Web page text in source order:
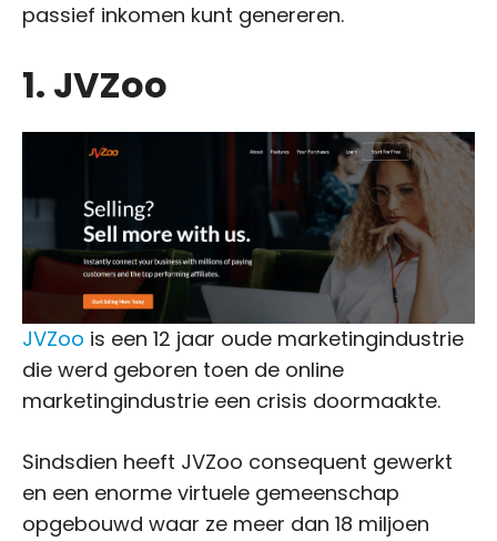
passief inkomen kunt genereren.
1. JVZoo
JVZoo is een 12 jaar oude marketingindustrie
die werd geboren toen de online
marketingindustrie een crisis doormaakte.
Sindsdien heeft JVZoo consequent gewerkt
en een enorme virtuele gemeenschap
opgebouwd waar ze meer dan 18 miljoen